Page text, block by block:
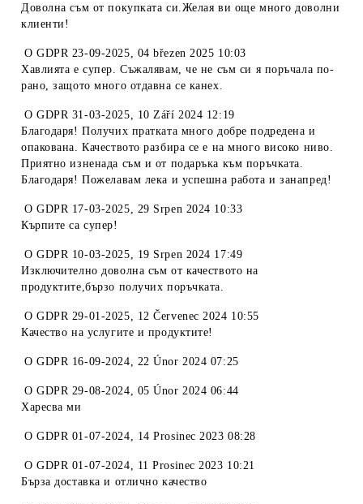
Доволна съм от покупката си.Желая ви още много доволни
клиенти!
OGDPR 23-09-2025, 04 březen 2025 10:03
Хавлията е супер. Съжалявам, че не съм си я поръчала по-
рано, защото много отдавна се канех.
OGDPR 31-03-2025, 10 Září 2024 12:19
Благодаря! Получих пратката много добре подредена и
опакована. Качеството разбира се е на много високо ниво.
Приятно изненада съм и от подаръка към поръчката.
Благодаря! Пожелавам лека и успешна работа и занапред!
OGDPR 17-03-2025, 29 Srpen 2024 10:33
Кърпите са супер!
OGDPR 10-03-2025, 19 Srpen 2024 17:49
Изключително доволна съм от качеството на
продуктите,бързо получих поръчката.
OGDPR 29-01-2025, 12 Červenec 2024 10:55
Качество на услугите и продуктите!
OGDPR 16-09-2024, 22 Únor 2024 07:25
OGDPR 29-08-2024, 05 Únor 2024 06:44
Харесва ми
OGDPR 01-07-2024, 14 Prosinec 2023 08:28
OGDPR 01-07-2024, 11 Prosinec 2023 10:21
Бърза доставка и отлично качество